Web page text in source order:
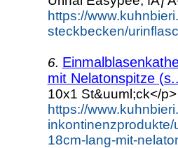
https://
steckbecken/
6.
mit Nelatonspitze
10x1 St&uuml;ck</p>
https://
18cm-lang-mit-